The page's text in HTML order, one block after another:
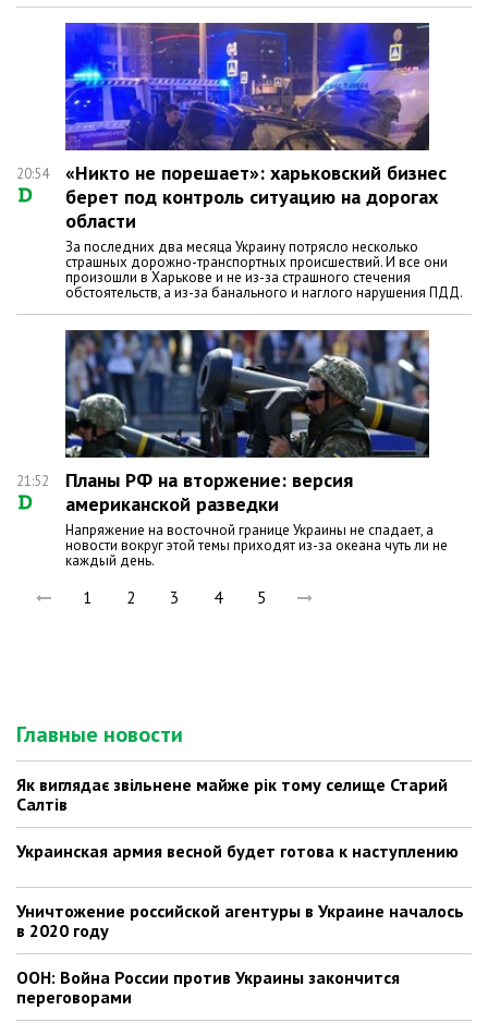
20:54
«Никто не порешает»: харьковский бизнес
берет под контроль ситуацию на дорогах
области
За последних два месяца Украину потрясло несколько
страшных дорожно-транспортных происшествий. И все они
произошли в Харькове и не из-за страшного стечения
обстоятельств, а из-за банального и наглого нарушения ПДД.
21:52
Планы РФ на вторжение: версия
американской разведки
Напряжение на восточной границе Украины не спадает, а
новости вокруг этой темы приходят из-за океана чуть ли не
каждый день.
1 2 3 4 5
Главные новости
Як виглядає звільнене майже рік тому селище Старий
Салтів
Украинская армия весной будет готова к наступлению
Уничтожение российской агентуры в Украине началось
в 2020 году
ООН: Война России против Украины закончится
переговорами